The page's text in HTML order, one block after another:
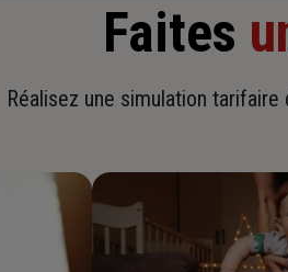
Faites
Réalisez une simulation